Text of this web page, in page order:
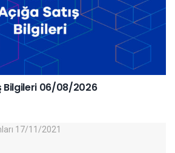
Bilgileri 06/08/2026